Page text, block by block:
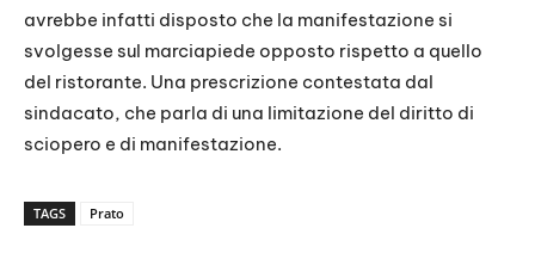
avrebbe infatti disposto che la manifestazione si
svolgesse sul marciapiede opposto rispetto a quello
del ristorante. Una prescrizione contestata dal
sindacato, che parla di una limitazione del diritto di
sciopero e di manifestazione.
TAGS Prato